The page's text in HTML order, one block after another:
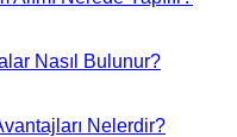
Nasıl Bulunur?
Nelerdir?